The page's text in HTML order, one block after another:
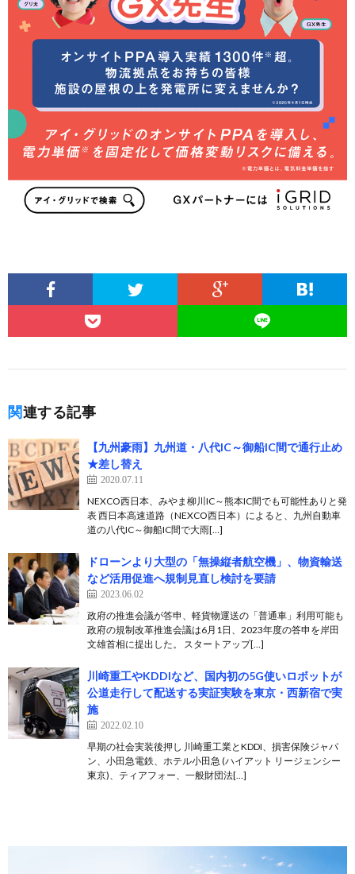
関連する記事
【九州豪雨】九州道・八代IC～御船IC間で通行止め
★差し替え
2020.07.11
NEXCO西日本、みやま柳川IC～熊本IC間でも可能性ありと発
表 西日本高速道路（NEXCO西日本）によると、九州自動車
道の八代IC～御船IC間で大雨[…]
ドローンより大型の「無操縦者航空機」、物資輸送
など活用促進へ規制見直し検討を要請
2023.06.02
政府の推進会議が答申、軽貨物運送の「普通車」利用可能も
政府の規制改革推進会議は6月1日、2023年度の答申を岸田
文雄首相に提出した。 スタートアップ[…]
川崎重工やKDDIなど、国内初の5G使いロボットが
公道走行して配送する実証実験を東京・西新宿で実
施
2022.02.10
早期の社会実装後押し 川崎重工業とKDDI、損害保険ジャパ
ン、小田急電鉄、ホテル小田急 (ハイアット リージェンシー
東京)、ティアフォー、一般財団法[…]